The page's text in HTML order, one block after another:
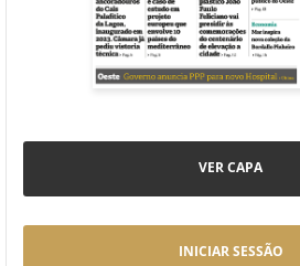
VER CAPA
INICIAR SESSÃO